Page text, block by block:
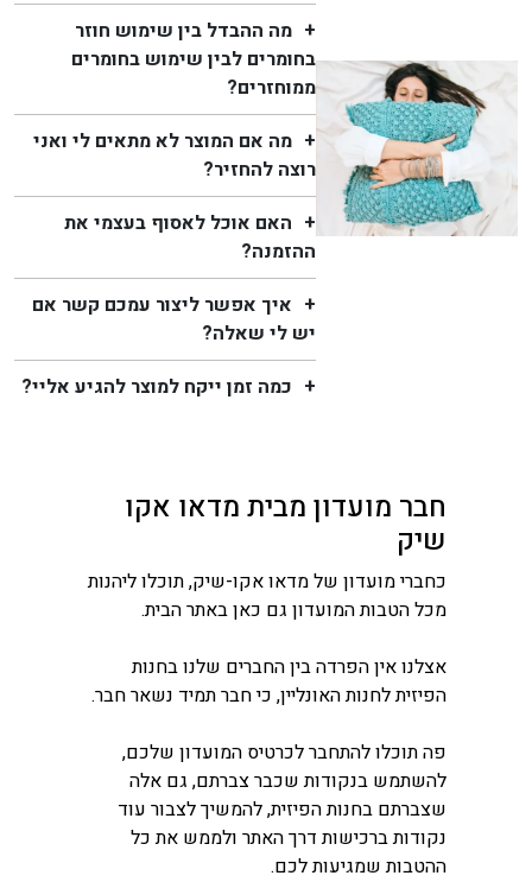
מה ההבדל בין שימוש חוזר
בחומרים לבין שימוש בחומרים
ממוחזרים?
מה אם המוצר לא מתאים לי ואני
רוצה להחזיר?
האם אוכל לאסוף בעצמי את
ההזמנה?
איך אפשר ליצור עמכם קשר אם
יש לי שאלה?
כמה זמן ייקח למוצר להגיע אליי?
חבר מועדון מבית מדאו אקו
שיק
כחברי מועדון של מדאו אקו-שיק, תוכלו ליהנות
מכל הטבות המועדון גם כאן באתר הבית.
אצלנו אין הפרדה בין החברים שלנו בחנות
הפיזית לחנות האונליין, כי חבר תמיד נשאר חבר.
פה תוכלו להתחבר לכרטיס המועדון שלכם,
להשתמש בנקודות שכבר צברתם, גם אלה
שצברתם בחנות הפיזית, להמשיך לצבור עוד
נקודות ברכישות דרך האתר ולממש את כל
ההטבות שמגיעות לכם.